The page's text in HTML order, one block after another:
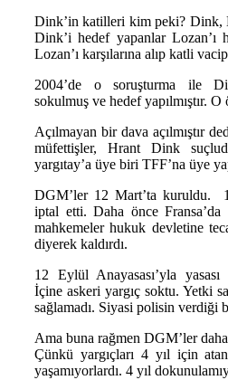
Dink’in katilleri kim peki? Dink,
Dink’i hedef yapanlar Lozan’ı
Lozan’ı karşılarına alıp katli
2004’de o soruşturma ile
sokulmuş ve hedef yapılmıştır.
Açılmayan bir dava açılmıştır
müfettişler, Hrant Dink
yargıtay’a üye biri TFF’na üye
DGM’ler 12 Mart’ta kuruldu.
iptal etti. Daha önce
mahkemeler hukuk devletine
diyerek kaldırdı.
12 Eylül Anayasası’yla
İçine askeri yargıç soktu. Yetki
sağlamadı. Siyasi polisin verdiği
Ama buna rağmen DGM’ler
Çünkü yargıçları 4 yıl için
yaşamıyorlardı. 4 yıl